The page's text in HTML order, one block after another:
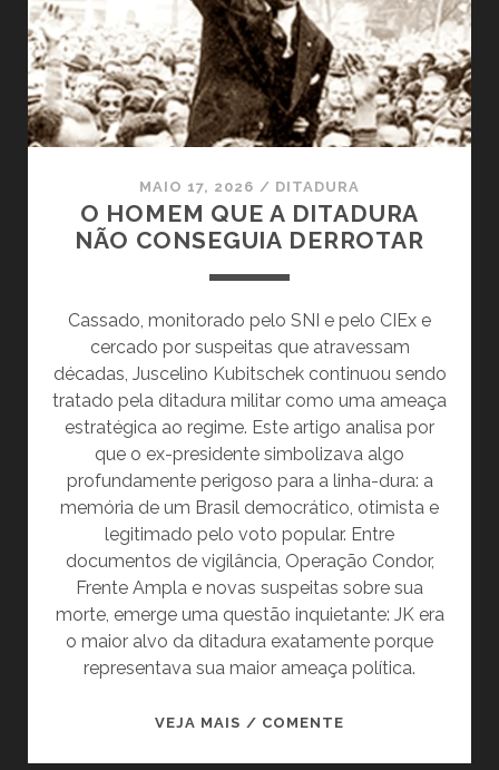
PERDERAM
AS
CHAVES
MAIO 17, 2026 / DITADURA
O HOMEM QUE A DITADURA
NÃO CONSEGUIA DERROTAR
Cassado, monitorado pelo SNI e pelo CIEx e
cercado por suspeitas que atravessam
décadas, Juscelino Kubitschek continuou sendo
tratado pela ditadura militar como uma ameaça
estratégica ao regime. Este artigo analisa por
que o ex-presidente simbolizava algo
profundamente perigoso para a linha-dura: a
memória de um Brasil democrático, otimista e
legitimado pelo voto popular. Entre
documentos de vigilância, Operação Condor,
Frente Ampla e novas suspeitas sobre sua
morte, emerge uma questão inquietante: JK era
o maior alvo da ditadura exatamente porque
representava sua maior ameaça política.
VEJA MAIS / COMENTEO